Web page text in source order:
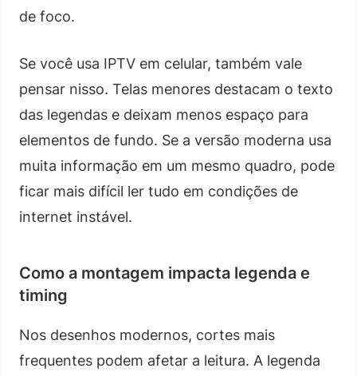
de foco.
Se você usa IPTV em celular, também vale
pensar nisso. Telas menores destacam o texto
das legendas e deixam menos espaço para
elementos de fundo. Se a versão moderna usa
muita informação em um mesmo quadro, pode
ficar mais difícil ler tudo em condições de
internet instável.
Como a montagem impacta legenda e
timing
Nos desenhos modernos, cortes mais
frequentes podem afetar a leitura. A legenda